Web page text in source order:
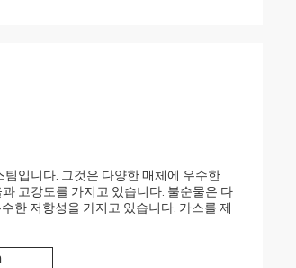
입니다. 그것은 다양한 매체에 우수한
고강도를 가지고 있습니다. 불순물은 다
한 저항성을 가지고 있습니다. 가스를 제